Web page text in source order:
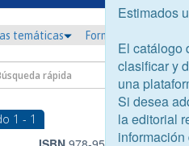
temáticas Formato
1 - 1
Estimados
El catálogo
clasificar y
una
Si desea
la editorial